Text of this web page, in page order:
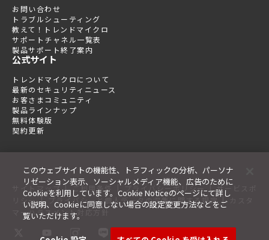
このウェブサイトの機能性、トラフィックの分析、パーソナ
リゼーション表示、ソーシャルメディア機能、広告のために
Cookieを利用しています。Cookie Noticeのページにて詳し
い説明、Cookieに同意しない場合の設定変更方法などをご
覧いただけます。
お問い合わせ
トラブルシューティング
教えて！トレンドマイクロ
サポートチャネル一覧表
製品サポート終了案内
公式サイト
トレンドマイクロについて
最新のセキュリティニュース
お客さまコミュニティ
製品ラインナップ
無料体験版
契約更新
サイトマップ | ご利用条件 プライバシーポリシー | サービスポ
リシー | プライバシーと個人データの収集に関する規定 |
マーハラスメント対応方針